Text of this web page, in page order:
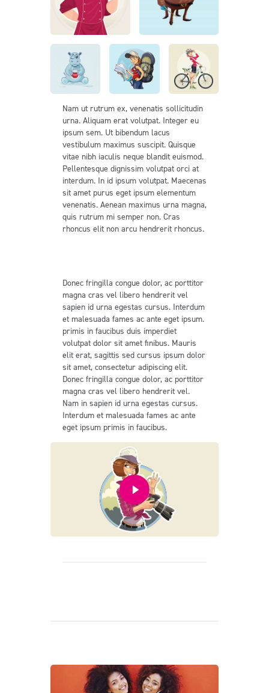
Nam ut rutrum ex, venenatis sollicitudin
urna. Aliquam erat volutpat. Integer eu
ipsum sem. Ut bibendum lacus
vestibulum maximus suscipit. Quisque
vitae nibh iaculis neque blandit euismod.
Pellentesque dignissim volutpat orci at
interdum. In id ipsum volutpat. Maecenas
sit amet purus eget ipsum elementum
venenatis. Aenean maximus urna magna,
quis rutrum mi semper non. Cras
rhoncus elit non arcu hendrerit rhoncus.
Donec fringilla congue dolor, ac porttitor
magna cras vel libero hendrerit vel
sapien id urna egestas cursus. Interdum
et malesuada fames ac ante eget ipsum.
primis in faucibus duis imperdiet
volutpat dolor sit amet finibus. Mauris
elit erat, sagittis sed cursus ipsum dolor
sit amet, consectetur adipiscing elit.
Donec fringilla congue dolor, ac porttitor
magna cras vel libero hendrerit vel.
Nam in sapien id urna egestas cursus.
Interdum et malesuada fames ac ante
eget ipsum primis in faucibus.